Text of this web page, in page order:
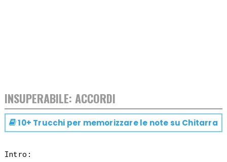
INSUPERABILE: ACCORDI
10+ Trucchi per memorizzare le note su Chitarra